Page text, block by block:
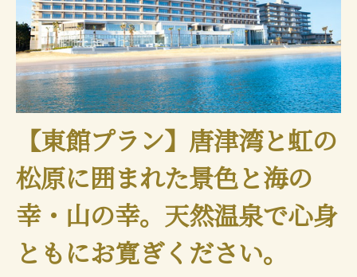
【東館プラン】唐津湾と虹の
松原に囲まれた景色と海の
幸・山の幸。天然温泉で心身
ともにお寛ぎください。